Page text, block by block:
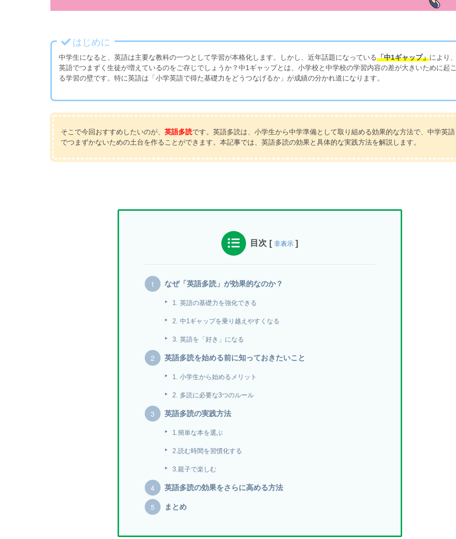
はじめに
中学生になると、英語は主要な教科の一つとして学習が本格化します。しかし、近年話題になっている「中1ギャップ」により、
英語でつまずく生徒が増えているのをご存じでしょうか？中1ギャップとは、小学校と中学校の学習内容の差が大きいために起こ
る学習の壁です。特に英語は「小学英語で得た基礎力をどうつなげるか」が成績の分かれ道になります。
そこで今回おすすめしたいのが、 英語多読です。英語多読は、小学生から中学準備として取り組める効果的な方法で、中学英語
でつまずかないための土台を作ることができます。本記事では、英語多読の効果と具体的な実践方法を解説します。
目次 [ 非表示 ]
なぜ「英語多読」が効果的なのか？
1. 英語の基礎力を強化できる
2. 中1ギャップを乗り越えやすくなる
3. 英語を「好き」になる
英語多読を始める前に知っておきたいこと
1. 小学生から始めるメリット
2. 多読に必要な3つのルール
英語多読の実践方法
1.簡単な本を選ぶ
2.読む時間を習慣化する
3.親子で楽しむ
英語多読の効果をさらに高める方法
まとめ